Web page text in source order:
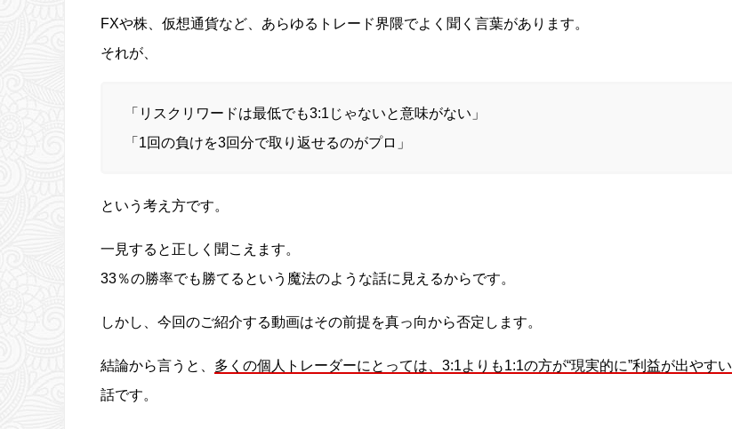
FXや株、仮想通貨など、あらゆるトレード界隈でよく聞く言葉があります。
それが、
「リスクリワードは最低でも3:1じゃないと意味がない」
「1回の負けを3回分で取り返せるのがプロ」
という考え方です。
一見すると正しく聞こえます。
33％の勝率でも勝てるという魔法のような話に見えるからです。
しかし、今回のご紹介する動画はその前提を真っ向から否定します。
結論から言うと、 多くの個人トレーダーにとっては、3:1よりも1:1の方が“現実的に”利益が出やすい
話です。